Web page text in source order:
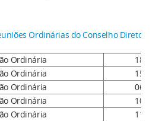
Ordinárias do Conselho Diretor da
Ordinária
18/
Ordinária
15/
Ordinária
06/
Ordinária
10/
Ordinária
11/